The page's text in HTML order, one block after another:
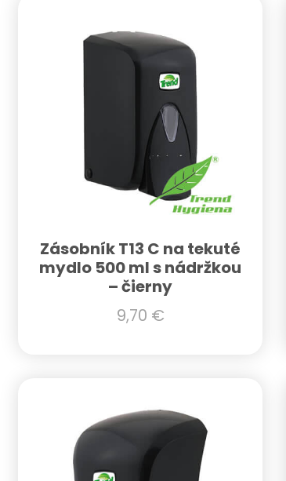
Zásobník T13 C na tekuté
mydlo 500 ml s nádržkou
– čierny
9,70 €